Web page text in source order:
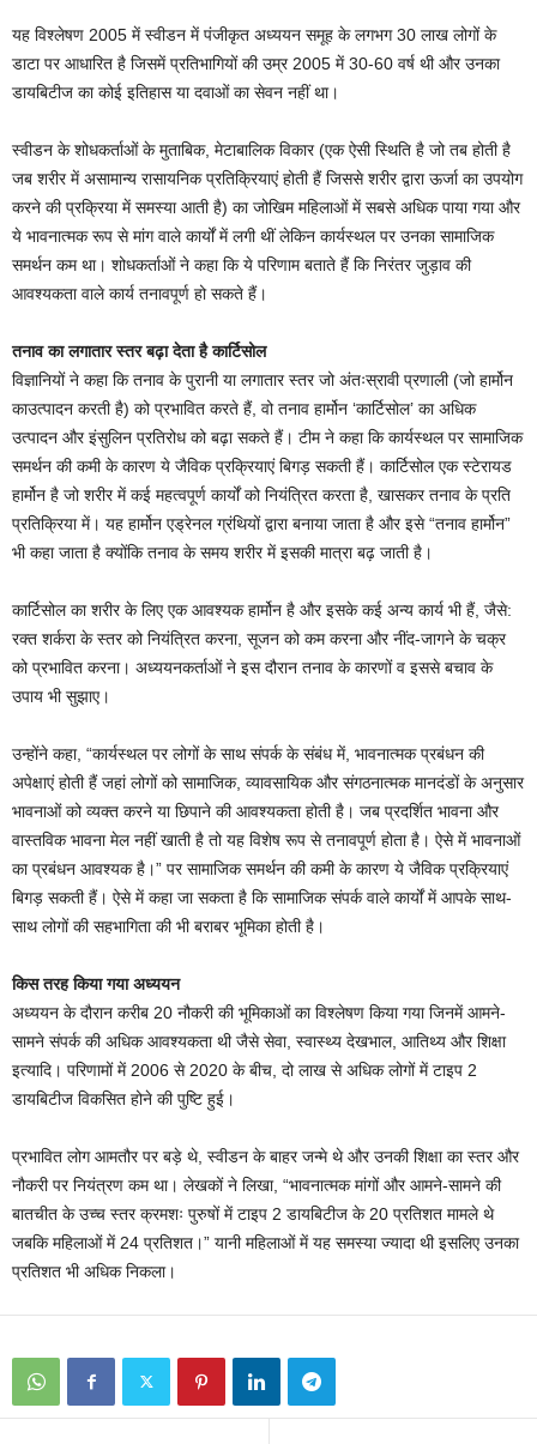
यह विश्लेषण 2005 में स्वीडन में पंजीकृत अध्ययन समूह के लगभग 30 लाख लोगों के
डाटा पर आधारित है जिसमें प्रतिभागियों की उम्र 2005 में 30-60 वर्ष थी और उनका
डायबिटीज का कोई इतिहास या दवाओं का सेवन नहीं था।
स्वीडन के शोधकर्ताओं के मुताबिक, मेटाबालिक विकार (एक ऐसी स्थिति है जो तब होती है
जब शरीर में असामान्य रासायनिक प्रतिक्रियाएं होती हैं जिससे शरीर द्वारा ऊर्जा का उपयोग
करने की प्रक्रिया में समस्या आती है) का जोखिम महिलाओं में सबसे अधिक पाया गया और
ये भावनात्मक रूप से मांग वाले कार्यों में लगी थीं लेकिन कार्यस्थल पर उनका सामाजिक
समर्थन कम था। शोधकर्ताओं ने कहा कि ये परिणाम बताते हैं कि निरंतर जुड़ाव की
आवश्यकता वाले कार्य तनावपूर्ण हो सकते हैं।
तनाव का लगातार स्तर बढ़ा देता है कार्टिसोल
विज्ञानियों ने कहा कि तनाव के पुरानी या लगातार स्तर जो अंतःस्रावी प्रणाली (जो हार्मोन
काउत्पादन करती है) को प्रभावित करते हैं, वो तनाव हार्मोन ‘कार्टिसोल’ का अधिक
उत्पादन और इंसुलिन प्रतिरोध को बढ़ा सकते हैं। टीम ने कहा कि कार्यस्थल पर सामाजिक
समर्थन की कमी के कारण ये जैविक प्रक्रियाएं बिगड़ सकती हैं। कार्टिसोल एक स्टेरायड
हार्मोन है जो शरीर में कई महत्वपूर्ण कार्यों को नियंत्रित करता है, खासकर तनाव के प्रति
प्रतिक्रिया में। यह हार्मोन एड्रेनल ग्रंथियों द्वारा बनाया जाता है और इसे “तनाव हार्मोन”
भी कहा जाता है क्योंकि तनाव के समय शरीर में इसकी मात्रा बढ़ जाती है।
कार्टिसोल का शरीर के लिए एक आवश्यक हार्मोन है और इसके कई अन्य कार्य भी हैं, जैसे:
रक्त शर्करा के स्तर को नियंत्रित करना, सूजन को कम करना और नींद-जागने के चक्र
को प्रभावित करना। अध्ययनकर्ताओं ने इस दौरान तनाव के कारणों व इससे बचाव के
उपाय भी सुझाए।
उन्होंने कहा, “कार्यस्थल पर लोगों के साथ संपर्क के संबंध में, भावनात्मक प्रबंधन की
अपेक्षाएं होती हैं जहां लोगों को सामाजिक, व्यावसायिक और संगठनात्मक मानदंडों के अनुसार
भावनाओं को व्यक्त करने या छिपाने की आवश्यकता होती है। जब प्रदर्शित भावना और
वास्तविक भावना मेल नहीं खाती है तो यह विशेष रूप से तनावपूर्ण होता है। ऐसे में भावनाओं
का प्रबंधन आवश्यक है।” पर सामाजिक समर्थन की कमी के कारण ये जैविक प्रक्रियाएं
बिगड़ सकती हैं। ऐसे में कहा जा सकता है कि सामाजिक संपर्क वाले कार्यों में आपके साथ-
साथ लोगों की सहभागिता की भी बराबर भूमिका होती है।
किस तरह किया गया अध्ययन
अध्ययन के दौरान करीब 20 नौकरी की भूमिकाओं का विश्लेषण किया गया जिनमें आमने-
सामने संपर्क की अधिक आवश्यकता थी जैसे सेवा, स्वास्थ्य देखभाल, आतिथ्य और शिक्षा
इत्यादि। परिणामों में 2006 से 2020 के बीच, दो लाख से अधिक लोगों में टाइप 2
डायबिटीज विकसित होने की पुष्टि हुई।
प्रभावित लोग आमतौर पर बड़े थे, स्वीडन के बाहर जन्मे थे और उनकी शिक्षा का स्तर और
नौकरी पर नियंत्रण कम था। लेखकों ने लिखा, “भावनात्मक मांगों और आमने-सामने की
बातचीत के उच्च स्तर क्रमशः पुरुषों में टाइप 2 डायबिटीज के 20 प्रतिशत मामले थे
जबकि महिलाओं में 24 प्रतिशत।” यानी महिलाओं में यह समस्या ज्यादा थी इसलिए उनका
प्रतिशत भी अधिक निकला।